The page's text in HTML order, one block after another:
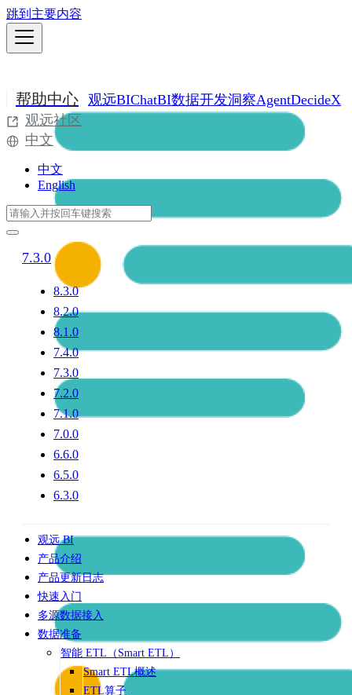
跳到主要内容
帮助中心 观远BIChatBI数据开发洞察AgentDecideX
观远社区
中文
中文
English
7.3.0
8.3.0
8.2.0
8.1.0
7.4.0
7.3.0
7.2.0
7.1.0
7.0.0
6.6.0
6.5.0
6.3.0
观远 BI
产品介绍
产品更新日志
快速入门
多源数据接入
数据准备
智能 ETL（Smart ETL）
Smart ETL概述
ETL算子